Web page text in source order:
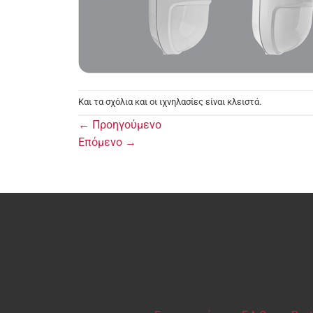
Και τα σχόλια και οι ιχνηλασίες είναι κλειστά.
← Προηγούμενο
Επόμενο →